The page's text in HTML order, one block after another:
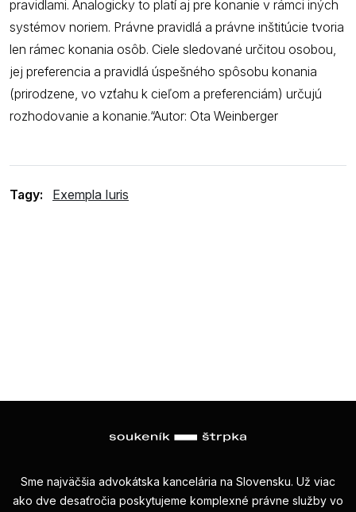
pravidlami. Analogicky to platí aj pre konanie v rámci iných
systémov noriem. Právne pravidlá a právne inštitúcie tvoria
len rámec konania osôb. Ciele sledované určitou osobou,
jej preferencia a pravidlá úspešného spôsobu konania
(prirodzene, vo vzťahu k cieľom a preferenciám) určujú
rozhodovanie a konanie.“Autor: Ota Weinberger
Tagy: Exempla Iuris
Sme najväčšia advokátska kancelária na Slovensku. Už viac
ako dve desaťročia poskytujeme komplexné právne služby vo